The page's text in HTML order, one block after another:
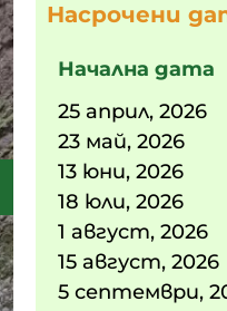
Насрочени
Начална дата
25 април, 2026
23 май, 2026
13 юни, 2026
18 юли, 2026
1 август, 2026
15 август, 2026
5 септември,